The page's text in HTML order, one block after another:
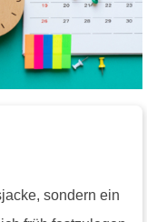
sondern ein